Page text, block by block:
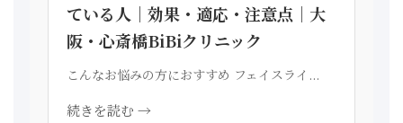
ている人｜効果・適応・注意点｜大
阪・心斎橋BiBiクリニック
こんなお悩みの方におすすめ フェイスライ...
続きを読む →